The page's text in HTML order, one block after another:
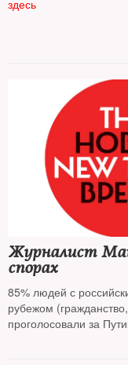
здесь
Журналист
спорах
85% людей с
рубежом
проголосовали за